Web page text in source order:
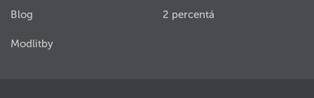
Blog
Modlitby
2 percentá